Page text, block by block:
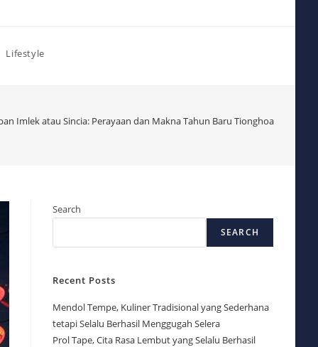
Lifestyle
Imlek atau Sincia: Perayaan dan Makna Tahun Baru Tionghoa
Search
SEARCH
Recent Posts
Mendol Tempe, Kuliner Tradisional yang Sederhana
tetapi Selalu Berhasil Menggugah Selera
Prol Tape, Cita Rasa Lembut yang Selalu Berhasil